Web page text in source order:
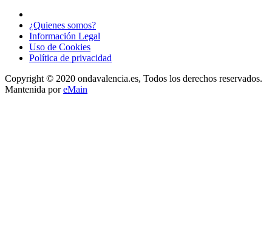
¿Quienes somos?
Información Legal
Uso de Cookies
Política de privacidad
Copyright © 2020 ondavalencia.es, Todos los derechos reservados.
Mantenida poreMain